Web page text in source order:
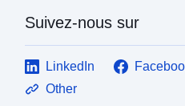
Suivez-nous sur
LinkedIn
Other